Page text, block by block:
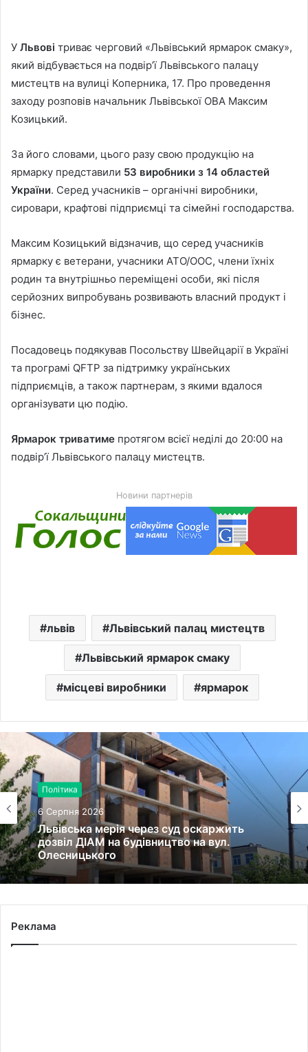
У Львові триває черговий «Львівський ярмарок смаку»,
який відбувається на подвір’ї Львівського палацу
мистецтв на вулиці Коперника, 17. Про проведення
заходу розповів начальник Львівської ОВА Максим
Козицький.
За його словами, цього разу свою продукцію на
ярмарку представили 53 виробники з 14 областей
України. Серед учасників – органічні виробники,
сировари, крафтові підприємці та сімейні господарства.
Максим Козицький відзначив, що серед учасників
ярмарку є ветерани, учасники АТО/ООС, члени їхніх
родин та внутрішньо переміщені особи, які після
серйозних випробувань розвивають власний продукт і
бізнес.
Посадовець подякував Посольству Швейцарії в Україні
та програмі QFTP за підтримку українських
підприємців, а також партнерам, з якими вдалося
організувати цю подію.
Ярмарок триватиме протягом всієї неділі до 20:00 на
подвір’ї Львівського палацу мистецтв.
Новини партнерів
львів Львівський палац мистецтв
Львівський ярмарок смаку
місцеві виробники ярмарок
Політика
6 Серпня 2026
Львівська мерія через суд оскаржить
дозвіл ДІАМ на будівництво на вул.
Олесницького
Реклама